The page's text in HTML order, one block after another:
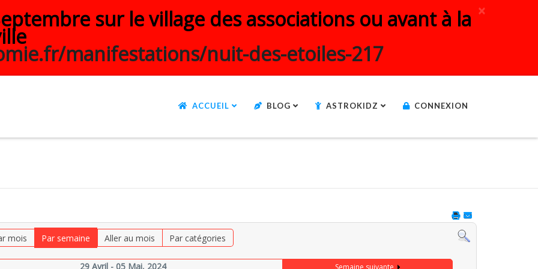
×
sur le village des associations ou avant à la
manifestations/nuit-des-etoiles-217
ACCUEIL BLOG ASTROKIDZ CONNEXION
mois Par semaine Aller au mois Par catégories
29 Avril - 05 Mai, 2024 Semaine suivante